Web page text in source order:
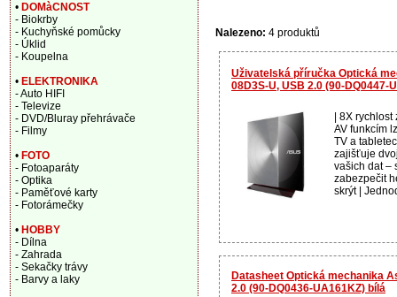
Nalezeno: 4 produktů
Uživatelská příručka Optická
08D3S-U, USB 2.0 (90-
| 8X
AV funkcím
TV a
zajišťuje
vašich dat –
zabezpečit
skrýt |
Datasheet Optická mechanika
2.0 (90-DQ0436-UA161KZ) bílá
• DOMàCNOST
- Biokrby
- Kuchyňské pomůcky
- Úklid
- Koupelna
• ELEKTRONIKA
- Auto HIFI
- Televize
- DVD/Bluray přehrávače
- Filmy
• FOTO
- Fotoaparáty
- Optika
- Paměťové karty
- Fotorámečky
• HOBBY
- Dílna
- Zahrada
- Sekačky trávy
- Barvy a laky